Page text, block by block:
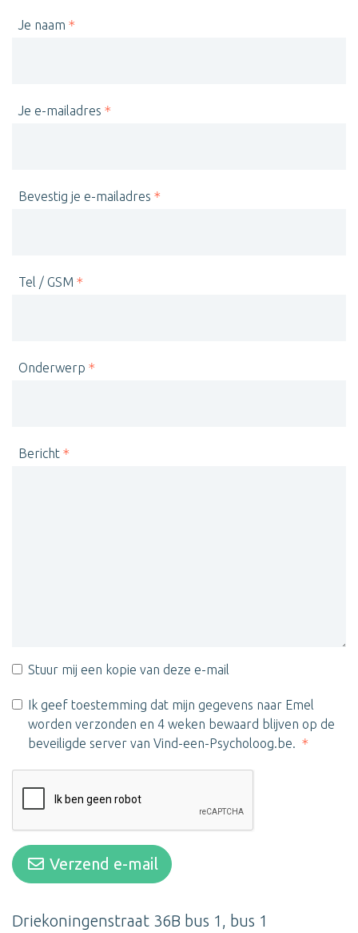
Je naam
Je e-mailadres
Bevestig je e-mailadres
Tel / GSM
Onderwerp
Bericht
Stuur mij een kopie van deze e-mail
Ik geef toestemming dat mijn gegevens naar Emel
worden verzonden en 4 weken bewaard blijven op de
beveiligde server van Vind-een-Psycholoog.be.
Verzend e-mail
Driekoningenstraat 36B bus 1, bus 1